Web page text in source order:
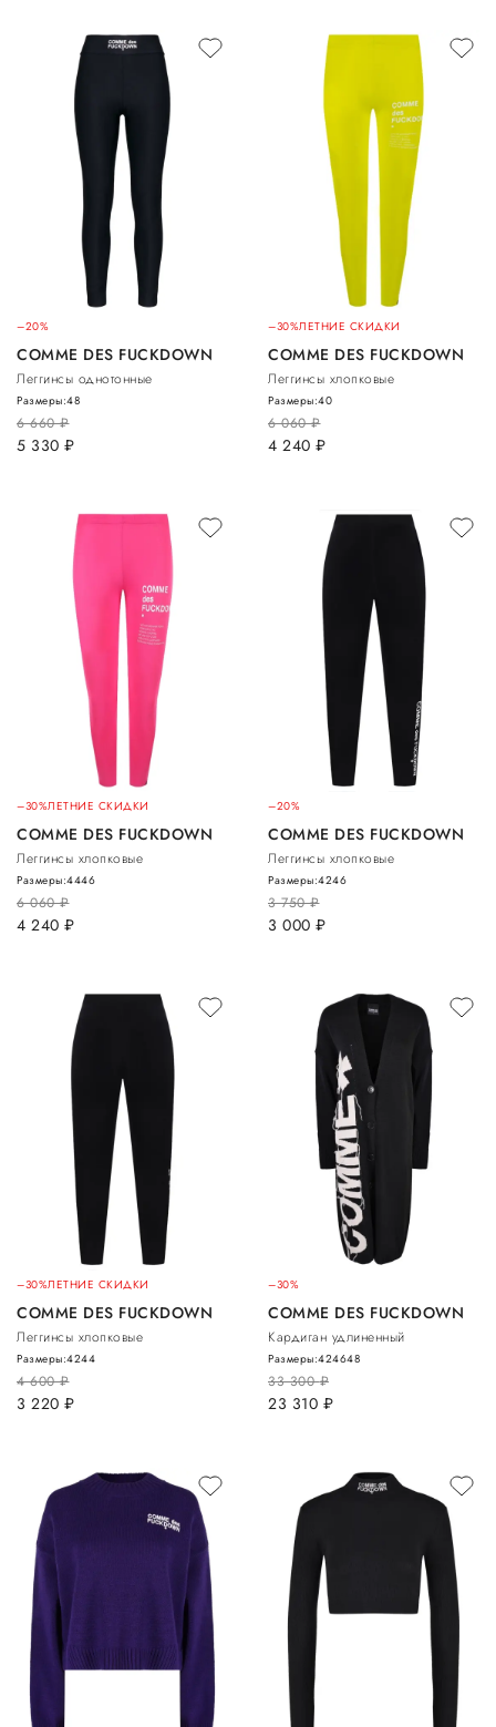
–20%
COMME DES FUCKDOWN
Леггинсы однотонные
6 660руб.
5 330 руб.
Размеры:48
–30%ЛЕТНИЕ СКИДКИ
COMME DES FUCKDOWN
Леггинсы хлопковые
6 060руб.
4 240 руб.
Размеры:40
–30%ЛЕТНИЕ СКИДКИ
COMME DES FUCKDOWN
Леггинсы хлопковые
6 060руб.
4 240 руб.
Размеры:4446
–20%
COMME DES FUCKDOWN
Леггинсы хлопковые
3 750руб.
3 000 руб.
Размеры:4246
–30%ЛЕТНИЕ СКИДКИ
COMME DES FUCKDOWN
Леггинсы хлопковые
4 600руб.
3 220 руб.
Размеры:4244
–30%
COMME DES FUCKDOWN
Кардиган удлиненный
33 300руб.
23 310 руб.
Размеры:424648